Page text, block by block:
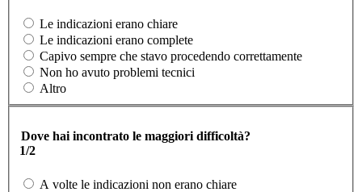
Le indicazioni erano chiare
Le indicazioni erano complete
Capivo sempre che stavo procedendo correttamente
Non ho avuto problemi tecnici
Altro
Dove hai incontrato le maggiori difficoltà?
1/2
A volte le indicazioni non erano chiare